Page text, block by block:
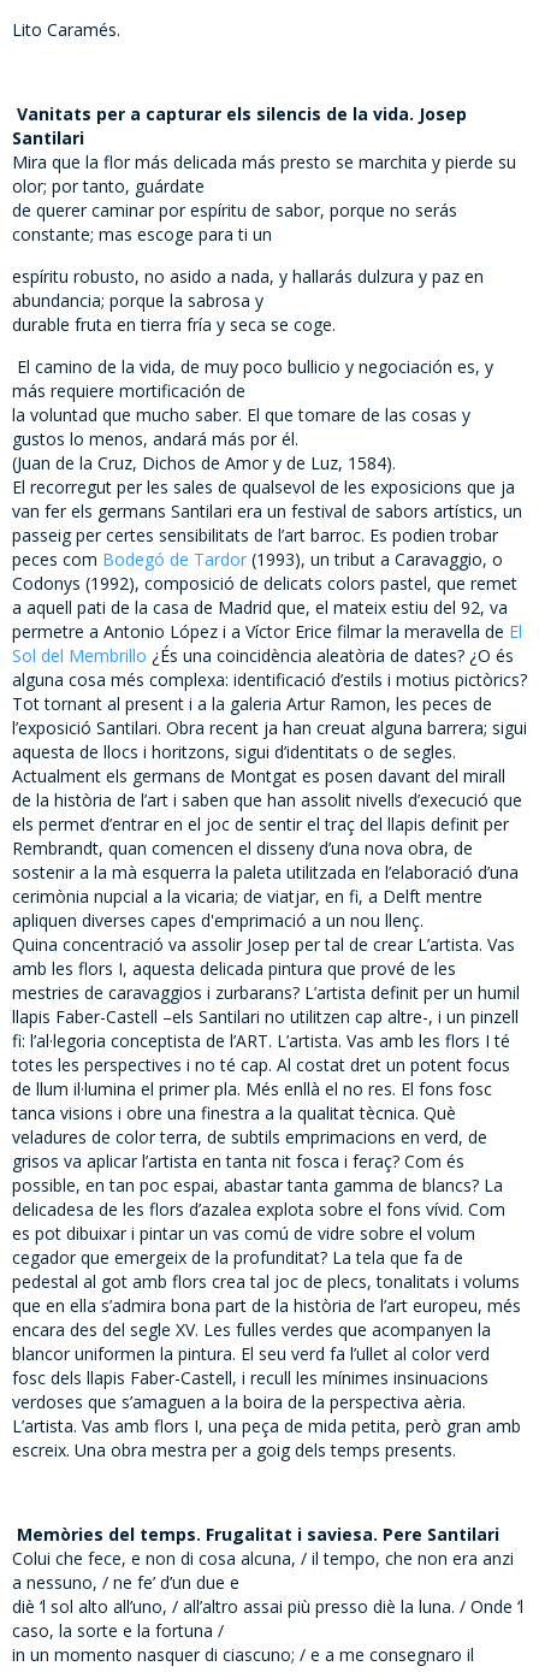
Lito Caramés.
Vanitats per a capturar els silencis de la vida. Josep
Santilari
Mira que la flor más delicada más presto se marchita y pierde su
olor; por tanto, guárdate
de querer caminar por espíritu de sabor, porque no serás
constante; mas escoge para ti un
espíritu robusto, no asido a nada, y hallarás dulzura y paz en
abundancia; porque la sabrosa y
durable fruta en tierra fría y seca se coge.
El camino de la vida, de muy poco bullicio y negociación es, y
más requiere mortificación de
la voluntad que mucho saber. El que tomare de las cosas y
gustos lo menos, andará más por él.
(Juan de la Cruz, Dichos de Amor y de Luz, 1584).
El recorregut per les sales de qualsevol de les exposicions que ja
van fer els germans Santilari era un festival de sabors artístics, un
passeig per certes sensibilitats de l’art barroc. Es podien trobar
peces com Bodegó de Tardor (1993), un tribut a Caravaggio, o
Codonys (1992), composició de delicats colors pastel, que remet
a aquell pati de la casa de Madrid que, el mateix estiu del 92, va
permetre a Antonio López i a Víctor Erice filmar la meravella de El
Sol del Membrillo ¿És una coincidència aleatòria de dates? ¿O és
alguna cosa més complexa: identificació d’estils i motius pictòrics?
Tot tornant al present i a la galeria Artur Ramon, les peces de
l’exposició Santilari. Obra recent ja han creuat alguna barrera; sigui
aquesta de llocs i horitzons, sigui d’identitats o de segles.
Actualment els germans de Montgat es posen davant del mirall
de la història de l’art i saben que han assolit nivells d’execució que
els permet d’entrar en el joc de sentir el traç del llapis definit per
Rembrandt, quan comencen el disseny d’una nova obra, de
sostenir a la mà esquerra la paleta utilitzada en l’elaboració d’una
cerimònia nupcial a la vicaria; de viatjar, en fi, a Delft mentre
apliquen diverses capes d'emprimació a un nou llenç.
Quina concentració va assolir Josep per tal de crear L’artista. Vas
amb les flors I, aquesta delicada pintura que prové de les
mestries de caravaggios i zurbarans? L’artista definit per un humil
llapis Faber-Castell –els Santilari no utilitzen cap altre-, i un pinzell
fi: l’al·legoria conceptista de l’ART. L’artista. Vas amb les flors I té
totes les perspectives i no té cap. Al costat dret un potent focus
de llum il·lumina el primer pla. Més enllà el no res. El fons fosc
tanca visions i obre una finestra a la qualitat tècnica. Què
veladures de color terra, de subtils emprimacions en verd, de
grisos va aplicar l’artista en tanta nit fosca i feraç? Com és
possible, en tan poc espai, abastar tanta gamma de blancs? La
delicadesa de les flors d’azalea explota sobre el fons vívid. Com
es pot dibuixar i pintar un vas comú de vidre sobre el volum
cegador que emergeix de la profunditat? La tela que fa de
pedestal al got amb flors crea tal joc de plecs, tonalitats i volums
que en ella s’admira bona part de la història de l’art europeu, més
encara des del segle XV. Les fulles verdes que acompanyen la
blancor uniformen la pintura. El seu verd fa l’ullet al color verd
fosc dels llapis Faber-Castell, i recull les mínimes insinuacions
verdoses que s’amaguen a la boira de la perspectiva aèria.
L’artista. Vas amb flors I, una peça de mida petita, però gran amb
escreix. Una obra mestra per a goig dels temps presents.
Memòries del temps. Frugalitat i saviesa. Pere Santilari
Colui che fece, e non di cosa alcuna, / il tempo, che non era anzi
a nessuno, / ne fe’ d’un due e
diè ‘l sol alto all’uno, / all’altro assai più presso diè la luna. / Onde ‘l
caso, la sorte e la fortuna /
in un momento nasquer di ciascuno; / e a me consegnaro il